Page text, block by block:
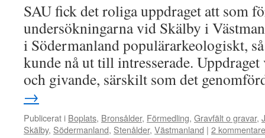
SAU fick det roliga uppdraget att som
undersökningarna vid Skälby i
i Södermanland populärarkeologiskt,
kunde nå ut till intresserade.
och givande, särskilt som det
→
Publicerat i Boplats, Bronsålder, Förmedling, Gravfält o gravar,
Skälby, Södermanland, Stenålder, Västmanland | 2